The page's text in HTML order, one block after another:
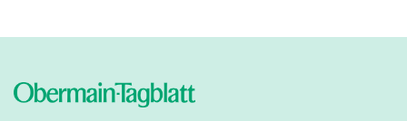
MS Amadea (2027)